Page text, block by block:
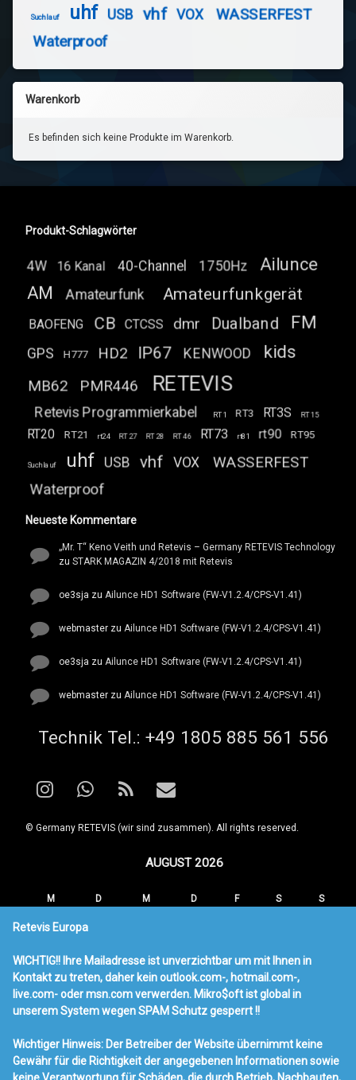
Retevis Europa
WICHTIG!! Ihre Mailadresse ist unverzichtbar um mit Ihnen in
Kontakt zu treten, daher kein outlook.com-, hotmail.com-,
live.com- oder msn.com verwerden. Mikro$oft ist global in
unserem System wegen SPAM Schutz gesperrt !!
Wichtiger Hinweis: Der Betreiber der Website übernimmt keine
Gewähr für die Richtigkeit der angegebenen Informationen sowie
Suchlauf uhf USB vhf VOX
WASSERFEST
Waterproof
Warenkorb
Es befinden sich keine Produkte im Warenkorb.
Produkt-Schlagwörter
4W 16 Kanal 40-Channel 1750Hz
Ailunce
AM
Amateurfunk Amateurfunkgerät
BAOFENG CB CTCSS dmr Dualband FM
GPS H777 HD2 IP67 KENWOOD kids
MB62 PMR446 RETEVIS
Retevis Programmierkabel RT1 RT3 RT3S RT15
RT20 RT21 rt24 RT27 RT28 RT46 RT73 rt81 rt90 RT95
Suchlauf uhf USB vhf VOX
WASSERFEST
Waterproof
Neueste Kommentare
„Mr. T“ Keno Veith und Retevis – Germany RETEVIS Technology
zu STARK MAGAZIN 4/2018 mit Retevis
oe3sja zu Ailunce HD1 Software (FW-V1.2.4/CPS-V1.41)
webmasterzu Ailunce HD1 Software (FW-V1.2.4/CPS-V1.41)
oe3sja zu Ailunce HD1 Software (FW-V1.2.4/CPS-V1.41)
webmasterzu Ailunce HD1 Software (FW-V1.2.4/CPS-V1.41)
Tel:
Technik Tel.: +49 1805 885 561 556
Instagram
WhatsApp
RSS E-mail
© Germany RETEVIS (wir sind zusammen). All rights reserved.
AUGUST 2026
M D M D F S S
10 11 12 13 14 15
17 18 19 20 21 22
24 25 26 27 28 29
31
« MÄRZ